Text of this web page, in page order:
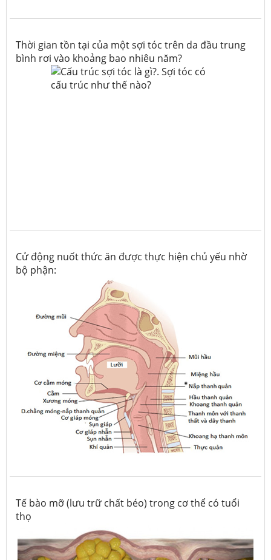
Thời gian tồn tại của một sợi tóc trên da đầu trung
bình rơi vào khoảng bao nhiêu năm?
Cử động nuốt thức ăn được thực hiện chủ yếu nhờ
bộ phận:
Tế bào mỡ (lưu trữ chất béo) trong cơ thể có tuổi
thọ